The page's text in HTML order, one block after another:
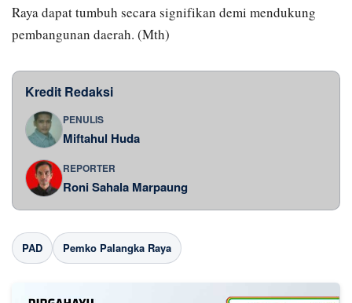
Raya dapat tumbuh secara signifikan demi mendukung
pembangunan daerah. (Mth)
Kredit Redaksi
PENULIS
Miftahul Huda
REPORTER
Roni Sahala Marpaung
PAD Pemko Palangka Raya